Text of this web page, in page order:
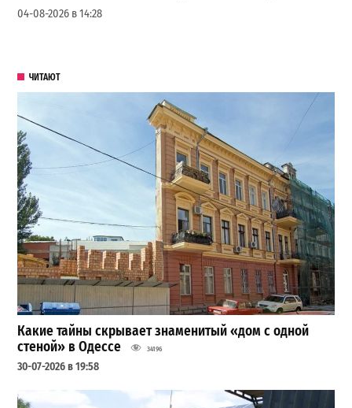
04-08-2026 в 14:28
ЧИТАЮТ
Какие тайны скрывает знаменитый «дом с одной
стеной» в Одессе
34196
30-07-2026 в 19:58